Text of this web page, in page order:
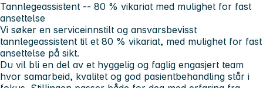
Tannlegeassistent -- 80 % vikariat med mulighet for fast
ansettelse
Vi søker en serviceinnstilt og ansvarsbevisst
tannlegeassistent til et 80 % vikariat, med mulighet for fast
ansettelse på sikt.
Du vil bli en del av et hyggelig og faglig engasjert team
hvor samarbeid, kvalitet og god pasientbehandling står i